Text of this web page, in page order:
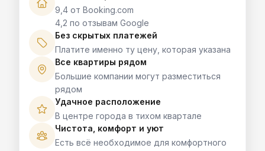
9,4 от Booking.com
4,2 по отзывам Google
Без скрытых платежей
Платите именно ту цену, которая указана
Все квартиры рядом
Большие компании могут разместиться
рядом
Удачное расположение
В центре города в тихом квартале
Чистота, комфорт и уют
Есть всё необходимое для комфортного